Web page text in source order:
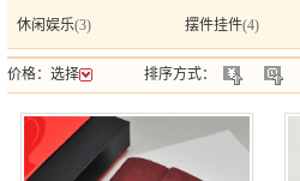
休闲娱乐(3) 摆件挂件(4)
价格： 选择 排序方式：